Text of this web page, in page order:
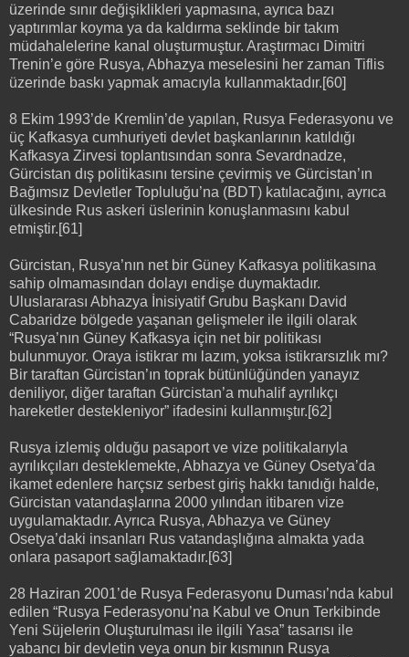
üzerinde sınır değişiklikleri yapmasına, ayrıca bazı
yaptırımlar koyma ya da kaldırma seklinde bir takım
müdahalelerine kanal oluşturmuştur. Araştırmacı Dimitri
Trenin’e göre Rusya, Abhazya meselesini her zaman Tiflis
üzerinde baskı yapmak amacıyla kullanmaktadır.[60]
8 Ekim 1993’de Kremlin’de yapılan, Rusya Federasyonu ve
üç Kafkasya cumhuriyeti devlet başkanlarının katıldığı
Kafkasya Zirvesi toplantısından sonra Sevardnadze,
Gürcistan dış politikasını tersine çevirmiş ve Gürcistan’ın
Bağımsız Devletler Topluluğu’na (BDT) katılacağını, ayrıca
ülkesinde Rus askeri üslerinin konuşlanmasını kabul
etmiştir.[61]
Gürcistan, Rusya’nın net bir Güney Kafkasya politikasına
sahip olmamasından dolayı endişe duymaktadır.
Uluslararası Abhazya İnisiyatif Grubu Başkanı David
Cabaridze bölgede yaşanan gelişmeler ile ilgili olarak
“Rusya’nın Güney Kafkasya için net bir politikası
bulunmuyor. Oraya istikrar mı lazım, yoksa istikrarsızlık mı?
Bir taraftan Gürcistan’ın toprak bütünlüğünden yanayız
deniliyor, diğer taraftan Gürcistan’a muhalif ayrılıkçı
hareketler destekleniyor” ifadesini kullanmıştır.[62]
Rusya izlemiş olduğu pasaport ve vize politikalarıyla
ayrılıkçıları desteklemekte, Abhazya ve Güney Osetya’da
ikamet edenlere harçsız serbest giriş hakkı tanıdığı halde,
Gürcistan vatandaşlarına 2000 yılından itibaren vize
uygulamaktadır. Ayrıca Rusya, Abhazya ve Güney
Osetya’daki insanları Rus vatandaşlığına almakta yada
onlara pasaport sağlamaktadır.[63]
28 Haziran 2001’de Rusya Federasyonu Duması’nda kabul
edilen “Rusya Federasyonu’na Kabul ve Onun Terkibinde
Yeni Süjelerin Oluşturulması ile ilgili Yasa” tasarısı ile
yabancı bir devletin veya onun bir kısmının Rusya